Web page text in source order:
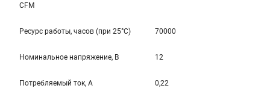
CFM
Ресурс работы, часов (при 25°C) 70000
Номинальное напряжение, В 12
Потребляемый ток, А 0,22